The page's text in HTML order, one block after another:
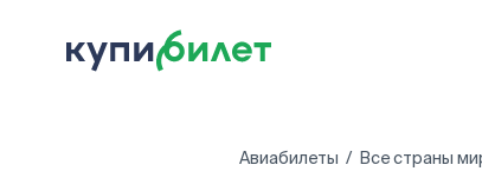
Авиабилеты Все страны